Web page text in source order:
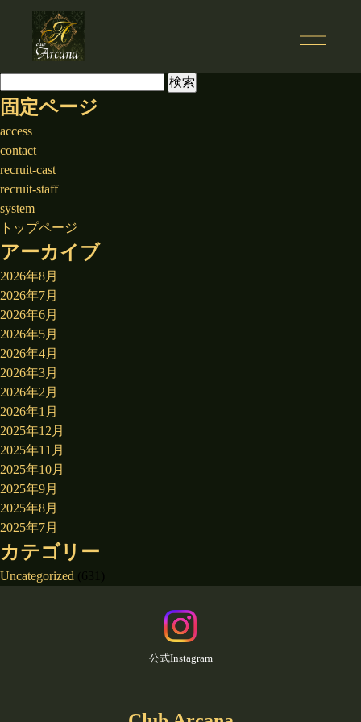
索:
固定ページ
access
contact
recruit-cast
recruit-staff
system
トップページ
アーカイブ
2026年8月
2026年7月
2026年6月
2026年5月
2026年4月
2026年3月
2026年2月
2026年1月
2025年12月
2025年11月
2025年10月
2025年9月
2025年8月
2025年7月
カテゴリー
Uncategorized
公式Instagram